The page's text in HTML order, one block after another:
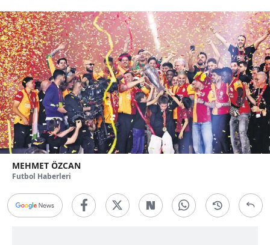
MEHMET ÖZCAN
Futbol Haberleri